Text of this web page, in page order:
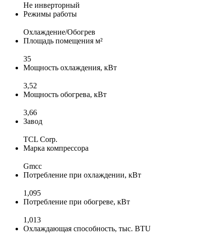
Не инверторный
Режимы работы
Охлаждение/Обогрев
Площадь помещения м²
35
Мощность охлаждения, кВт
3,52
Мощность обогрева, кВт
3,66
Завод
TCL Corp.
Марка компрессора
Gmcc
Потребление при охлаждении, кВт
1,095
Потребление при обогреве, кВт
1,013
Охлаждающая способность, тыс. BTU